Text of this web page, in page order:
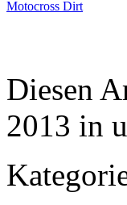
Diesen
2013 in